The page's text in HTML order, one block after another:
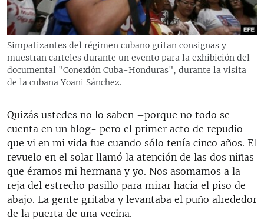
RADIO MARTÍ
ESPECIALES
ESPECIALES
LA REALIDAD DE LA VIVIENDA EN CUBA
KENTU-CUBANO
LOS SANTOS DE HIALEAH
DESINFORMACIÓN RUSA EN AMÉRICA LATINA
LA INVASIÓN DE RUSIA A UCRANIA
MULTIMEDIA
EDITORIALES
Simpatizantes del régimen cubano gritan consignas y
muestran carteles durante un evento para la exhibición del
documental "Conexión Cuba-Honduras", durante la visita
de la cubana Yoani Sánchez.
Quizás ustedes no lo saben –porque no todo se
cuenta en un blog- pero el primer acto de repudio
que vi en mi vida fue cuando sólo tenía cinco años. El
revuelo en el solar llamó la atención de las dos niñas
que éramos mi hermana y yo. Nos asomamos a la
reja del estrecho pasillo para mirar hacia el piso de
abajo. La gente gritaba y levantaba el puño alrededor
de la puerta de una vecina.